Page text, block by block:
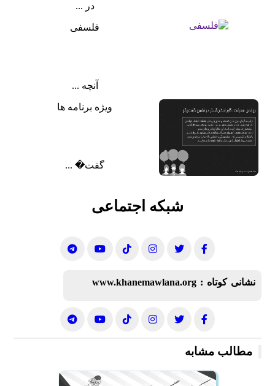
در ...
فلسفی
آنچه ...
ویژه برنامه ها
گفت‌� ...
شبکه اجتماعی
نشانی کوتاه :www.khanemawlana.org
مطالب مشابه